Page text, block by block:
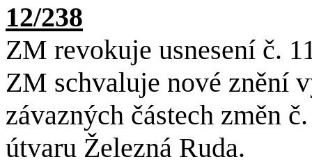
12/238
ZM revokuje usnesení č.
ZM schvaluje nové znění
závazných částech změn
útvaru Železná Ruda.